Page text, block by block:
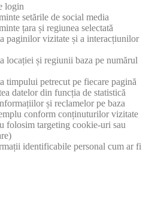
login
setările de social media
țara și regiunea selectată
paginilor vizitate și a interacțiunilor
locației și regiunii baza pe numărul
timpului petrecut pe fiecare pagină
datelor din funcția de statistică
și reclamelor pe baza
conform conținuturilor vizitate
folosim targeting cookie-uri sau
identificabile personal cum ar fi